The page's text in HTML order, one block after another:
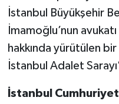
İstanbul Büyükşehir
İmamoğlu’nun avukatı
hakkında yürütülen
İstanbul Adalet
İstanbul Cumhuriyet